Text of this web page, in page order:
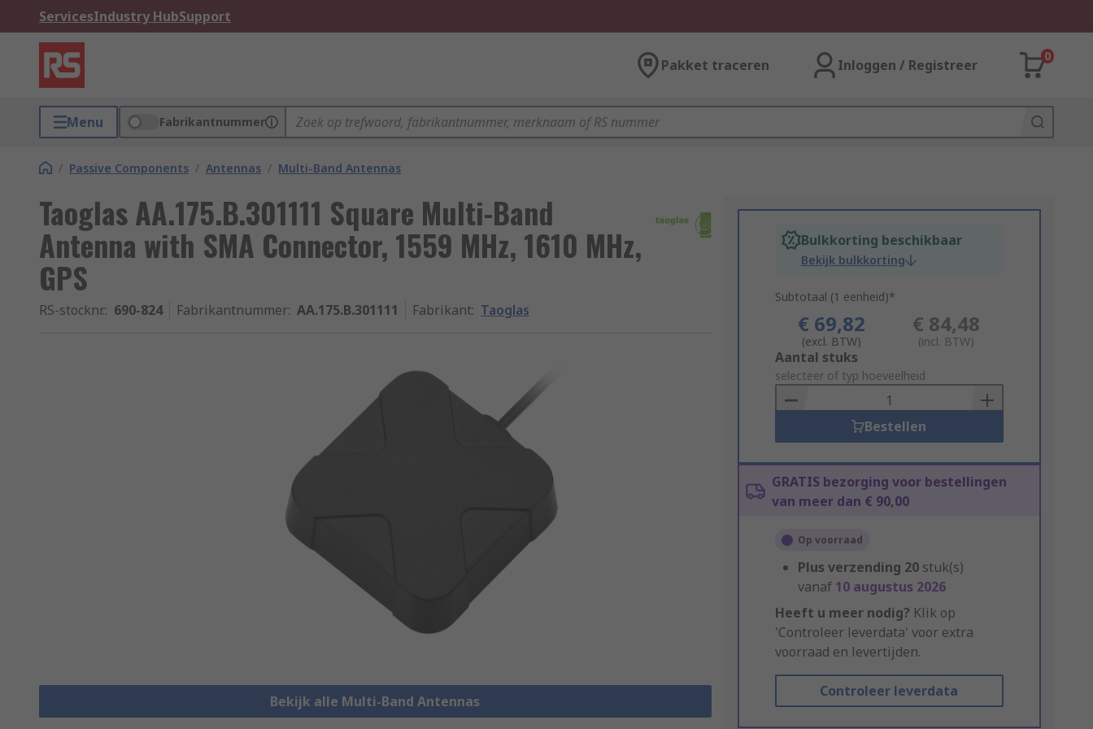
ServicesIndustry HubSupport
Pakket traceren Inloggen / Registreer
0
Menu Fabrikantnummer
/ Passive Components / Antennas / Multi-Band Antennas
Taoglas AA.175.B.301111 Square Multi-Band
Antenna with SMA Connector, 1559 MHz, 1610 MHz,
GPS
RS-stocknr.: 690-824 Fabrikantnummer: AA.175.B.301111 Fabrikant: Taoglas
Bekijk alle Multi-Band Antennas
Bulkkorting beschikbaar
Bekijk bulkkorting
Subtotaal (1 eenheid)*
€ 69,82
(excl. BTW)
€ 84,48
(incl. BTW)
Add
to
Basket
Aantal stuks
selecteer of typ hoeveelheid
Bestellen
GRATIS bezorging voor bestellingen
van meer dan € 90,00
Op voorraad
Plus verzending 20 stuk(s)
vanaf 10 augustus 2026
Heeft u meer nodig? Klik op
'Controleer leverdata' voor extra
voorraad en levertijden.
Controleer leverdata